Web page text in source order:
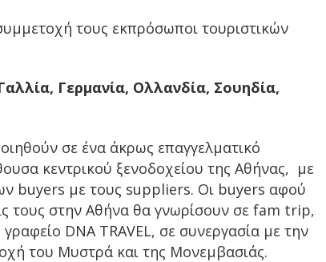
τους εκπρόσωποι τουριστικών
Γερμανία, Ολλανδία, Σουηδία,
σε ένα άκρως επαγγελματικό
κεντρικού ξενοδοχείου της Αθήνας, με
buyers με τους suppliers. Οι buyers αφού
τους στην Αθήνα θα γνωρίσουν σε fam trip,
γραφείο DNA TRAVEL, σε συνεργασία με την
του Μυστρά και της Μονεμβασιάς.